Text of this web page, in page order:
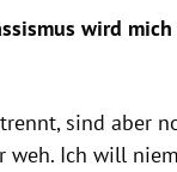
wird
sind aber
Ich will